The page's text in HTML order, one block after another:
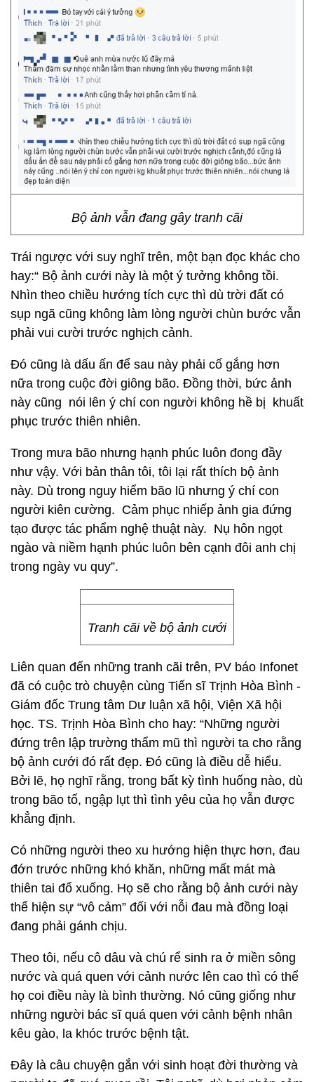
Bộ ảnh vẫn đang gây tranh cãi
Trái ngược với suy nghĩ trên, một bạn đọc khác cho
hay:“ Bộ ảnh cưới này là một ý tưởng không tồi.
Nhìn theo chiều hướng tích cực thì dù trời đất có
sụp ngã cũng không làm lòng người chùn bước vẫn
phải vui cười trước nghịch cảnh.
Đó cũng là dấu ấn để sau này phải cố gắng hơn
nữa trong cuộc đời giông bão. Đồng thời, bức ảnh
này cũng nói lên ý chí con người không hề bị khuất
phục trước thiên nhiên.
Trong mưa bão nhưng hạnh phúc luôn đong đầy
như vậy. Với bản thân tôi, tôi lại rất thích bộ ảnh
này. Dù trong nguy hiểm bão lũ nhưng ý chí con
người kiên cường. Cảm phục nhiếp ảnh gia đứng
tạo được tác phẩm nghệ thuật này. Nụ hôn ngọt
ngào và niềm hạnh phúc luôn bên cạnh đôi anh chị
trong ngày vu quy”.
Tranh cãi về bộ ảnh cưới
Liên quan đến những tranh cãi trên, PV báo Infonet
đã có cuộc trò chuyện cùng Tiến sĩ Trịnh Hòa Bình -
Giám đốc Trung tâm Dư luận xã hội, Viện Xã hội
học. TS. Trịnh Hòa Bình cho hay: “Những người
đứng trên lập trường thẩm mũ thì người ta cho rằng
bộ ảnh cưới đó rất đẹp. Đó cũng là điều dễ hiểu.
Bởi lẽ, họ nghĩ rằng, trong bất kỳ tình huống nào, dù
trong bão tố, ngập lụt thì tình yêu của họ vẫn được
khẳng định.
Có những người theo xu hướng hiện thực hơn, đau
đớn trước những khó khăn, những mất mát mà
thiên tai đổ xuống. Họ sẽ cho rằng bộ ảnh cưới này
thể hiện sự “vô cảm” đối với nỗi đau mà đồng loại
đang phải gánh chịu.
Theo tôi, nếu cô dâu và chú rể sinh ra ở miền sông
nước và quá quen với cảnh nước lên cao thì có thể
họ coi điều này là bình thường. Nó cũng giống như
những người bác sĩ quá quen với cảnh bệnh nhân
kêu gào, la khóc trước bệnh tật.
Đây là câu chuyện gắn với sinh hoạt đời thường và